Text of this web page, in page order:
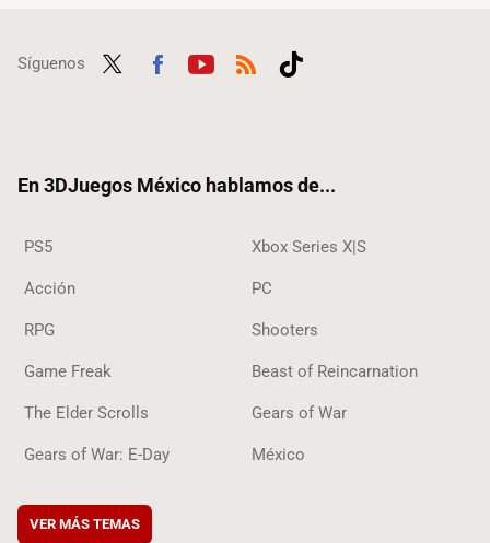
Síguenos
En 3DJuegos México hablamos de...
PS5 Xbox Series X|S
Acción PC
RPG Shooters
Game Freak Beast of Reincarnation
The Elder Scrolls Gears of War
Gears of War: E-Day México
VER MÁS TEMAS